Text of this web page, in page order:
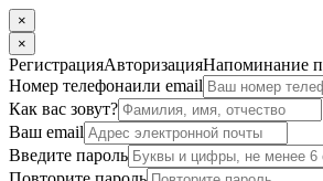
×
×
РегистрацияАвторизацияНапоминание
Номер телефонаили email
Как вас зовут?
Ваш email
Введите пароль